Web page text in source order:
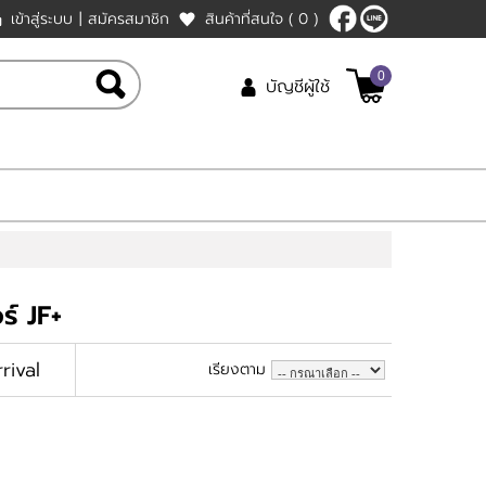
เข้าสู่ระบบ | สมัครสมาชิก สินค้าที่สนใจ ( 0 )
บัญชีผู้ใช้ 0
JF+
เรียงตาม